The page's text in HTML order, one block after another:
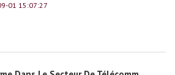
01 15:07:27